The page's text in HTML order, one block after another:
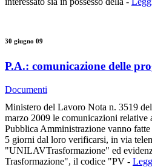
30 giugno 09
P.A.: comunicazione delle
Documenti
Ministero del Lavoro Nota n. 3519
marzo 2009 le comunicazioni relative
Pubblica Amministrazione vanno
5 giorni dal loro verificarsi, in via
"UNILAVTrasformazione" ed
Trasformazione", il codice "PV -